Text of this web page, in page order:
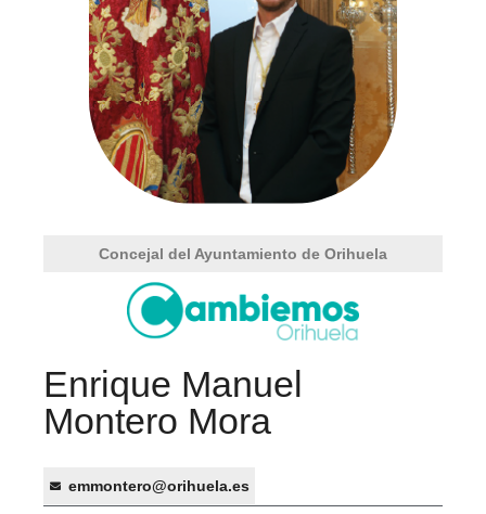
Concejal del Ayuntamiento de Orihuela
Enrique Manuel
Montero Mora
emmontero@orihuela.es